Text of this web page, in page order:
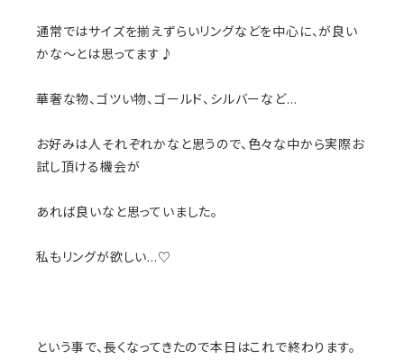
通常ではサイズを揃えずらいリングなどを中心に、が良い
かな〜とは思ってます♪
華奢な物、ゴツい物、ゴールド、シルバーなど…
お好みは人それぞれかなと思うので、色々な中から実際お
試し頂ける機会が
あれば良いなと思っていました。
私もリングが欲しい…♡
という事で、長くなってきたので本日はこれで終わります。